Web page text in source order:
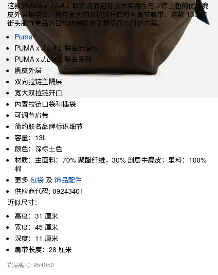
这款 PUMA x J.L-A.L 联名流浪包将技术实用性与深棕土色的优质麂
皮外层相结合。拥有宽大的双拉链开口和可调节肩带，这款 13L 的
街头服饰单品为日常收纳提供了精简而实用的方案。
Puma
PUMA xJ.L-A.L 联名流浪包
PUMA x J.L-A.L 联名系列
麂皮外层
双向拉链主隔层
宽大双拉链开口
内置拉链口袋和插袋
可调节肩带
简约联名品牌标识细节
容量：13L
颜色：深棕土色
材质：主面料：70% 聚酯纤维，30% 剖层牛麂皮；里料：100%
棉
更多 包袋 及 饰品配件
供应商代码: 09243401
近似尺寸：
高度：31 厘米
宽度：45 厘米
深度：11 厘米
肩带长度：28 厘米
货品编号: 954050